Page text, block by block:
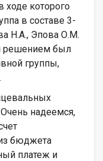
ходе которого
в составе 3-
Н.А., Эпова О.М.
решением был
группы,
надеемся,
бюджета
платеж и